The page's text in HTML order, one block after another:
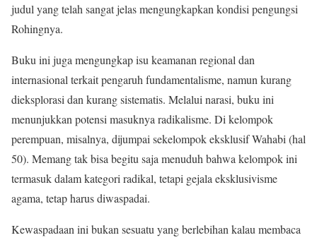
judul yang telah sangat jelas mengungkapkan kondisi pengungsi
Rohingnya.
Buku ini juga mengungkap isu keamanan regional dan
internasional terkait pengaruh fundamentalisme, namun kurang
dieksplorasi dan kurang sistematis. Melalui narasi, buku ini
menunjukkan potensi masuknya radikalisme. Di kelompok
perempuan, misalnya, dijumpai sekelompok eksklusif Wahabi (hal
50). Memang tak bisa begitu saja menuduh bahwa kelompok ini
termasuk dalam kategori radikal, tetapi gejala eksklusivisme
agama, tetap harus diwaspadai.
Kewaspadaan ini bukan sesuatu yang berlebihan kalau membaca